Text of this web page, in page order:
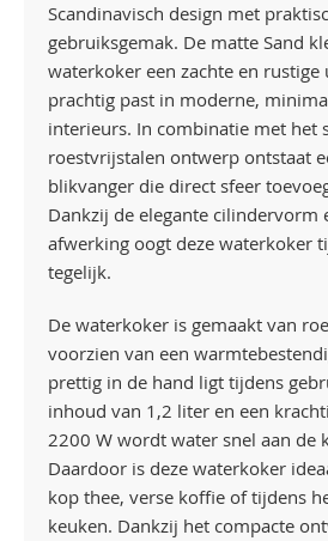
Scandinavisch design met
gebruiksgemak. De matte Sand
waterkoker een zachte en
prachtig past in moderne,
interieurs. In combinatie met het
roestvrijstalen ontwerp ontstaat
blikvanger die direct sfeer
Dankzij de elegante cilindervorm
afwerking oogt deze waterkoker
tegelijk.
De waterkoker is gemaakt van
voorzien van een
prettig in de hand ligt tijdens
inhoud van 1,2 liter en een
2200 W wordt water snel aan de
Daardoor is deze waterkoker
kop thee, verse koffie of tijdens
keuken. Dankzij het compacte